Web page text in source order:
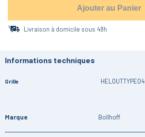
Ajouter au Panier
Livraison à domicile sous 48h
Informations techniques
Grille HELOUTTYPE04
Marque Bollhoff